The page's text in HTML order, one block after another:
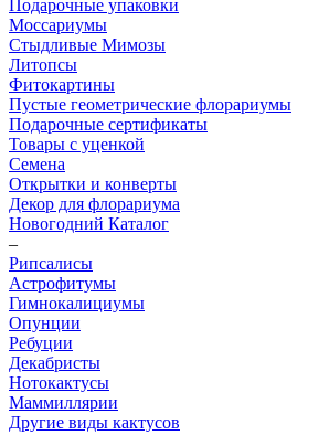
Подарочные упаковки
Моссариумы
Стыдливые Мимозы
Литопсы
Фитокартины
Пустые геометрические флорариумы
Подарочные сертификаты
Товары с уценкой
Семена
Открытки и конверты
Декор для флорариума
Новогодний Каталог
–
Рипсалисы
Астрофитумы
Гимнокалициумы
Опунции
Ребуции
Декабристы
Нотокактусы
Маммиллярии
Другие виды кактусов